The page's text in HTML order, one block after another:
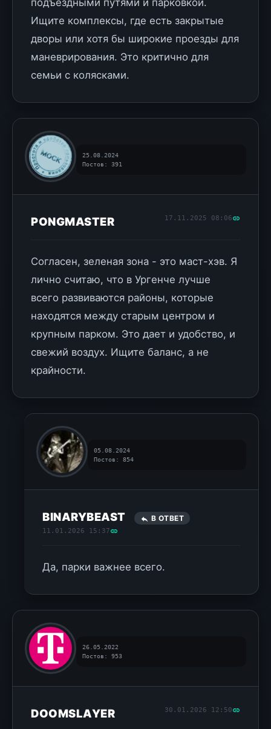
подъездными путями и парковкой.
Ищите комплексы, где есть закрытые
дворы или хотя бы широкие проезды для
маневрирования. Это критично для
семьи с колясками.
25.08.2024
Постов: 391
PONGMASTER 17.11.2025 08:06
Согласен, зеленая зона - это маст-хэв. Я
лично считаю, что в Ургенче лучше
всего развиваются районы, которые
находятся между старым центром и
крупным парком. Это дает и удобство, и
свежий воздух. Ищите баланс, а не
крайности.
05.08.2024
Постов: 854
BINARYBEAST В ОТВЕТ
11.01.2026 15:37
Да, парки важнее всего.
26.05.2022
Постов: 953
DOOMSLAYER 30.01.2026 12:50